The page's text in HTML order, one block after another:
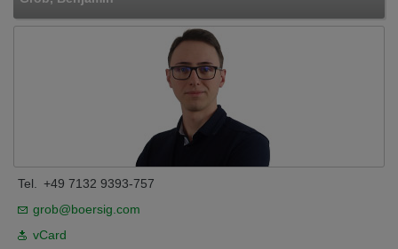
Tel.
+49 7132 9393-757
grob@boersig.com
vCard